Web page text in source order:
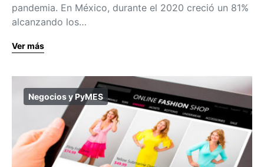
pandemia. En México, durante el 2020 creció un 81%
alcanzando los…
Ver más
Negocios y PyMES